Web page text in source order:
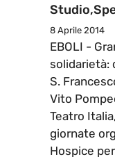
8 Aprile 2014
EBOLI -
solidarietà:
S.
Vito
Teatro
giornate
Hospice